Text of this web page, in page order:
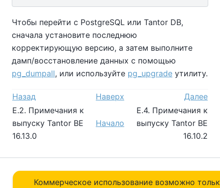
Чтобы перейти с PostgreSQL или Tantor DB,
сначала установите последнюю
корректирующую версию, а затем выполните
дамп/восстановление данных с помощью
pg_dumpall, или используйте pg_upgrade утилиту.
Назад Наверх
Далее
E.2. Примечания к
выпуску Tantor BE
16.13.0
Начало
E.4. Примечания к
выпуску Tantor BE
16.10.2
Коммерческое использование возможно